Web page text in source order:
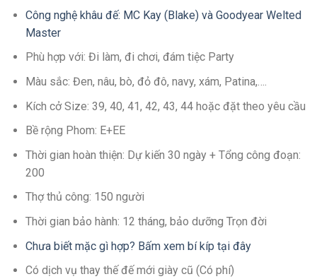
Công nghệ khâu đế: MC Kay (Blake) và Goodyear Welted
Master
Phù hợp với: Đi làm, đi chơi, đám tiệc Party
Màu sắc: Đen, nâu, bò, đỏ đô, navy, xám, Patina,….
Kích cở Size: 39, 40, 41, 42, 43, 44 hoặc đặt theo yêu cầu
Bề rộng Phom: E+EE
Thời gian hoàn thiện: Dự kiến 30 ngày + Tổng công đoạn:
200
Thợ thủ công: 150 người
Thời gian bảo hành: 12 tháng, bảo dưỡng Trọn đời
Chưa biết mặc gì hợp? Bấm xem bí kíp tại đây
Có dịch vụ thay thế đế mới giày cũ (Có phí)